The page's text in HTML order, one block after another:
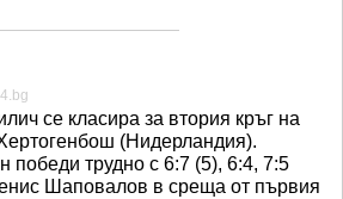
се класира за втория кръг на
(Нидерландия).
победи трудно с 6:7 (5), 6:4, 7:5
Шаповалов в среща от първия